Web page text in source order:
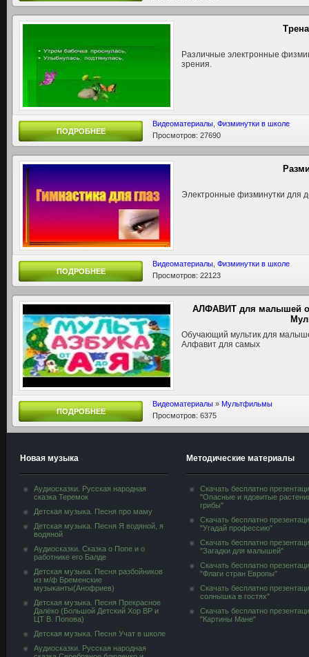
Различные электронные
зрения.
ПОДРОБНЕЕ
Видеоматериалы Физминутки в школе
Просмотров: 27690
Электронные физминутки для
ПОДРОБНЕЕ
Видеоматериалы Физминутки в школе
Просмотров: 22123
АЛФАВИТ для малышей
Обучающий мультик для
Алфавит для самых
ПОДРОБНЕЕ
Видеоматериалы » Мультфильмы
Просмотров: 6375
Новая музыка
Аудиосказки. Русская народная
сказка Теремок
Детская музыка. Песня про маму
Детская музыка. Песня Я водяной, я
водяной
Аудиосказки. Сказка о Попе и о
работнике его Балде
Детская музыка. Песня разбойников
из м/ф Бременские
музыканты(Анофриев)
Детская музыка. Песня Прекрасное
Далёко (Большой Детский Хор ВР и
ЦТ В. Попова)
Детская музыка. Песня Учат в школе
Аудиосказки. Русская народная
Методические материалы
Скачать бесплатно
"Опасные и ядовитые
грибы"
Скачать бесплатно
"Угадай профессию"
Скачать бесплатно
"Загадки для малышей"
Скачать бесплатно
"Флаги стран Европы"
Скачать бесплатно
солнышка в гостях"
Скачать бесплатно
"Картины Мане"